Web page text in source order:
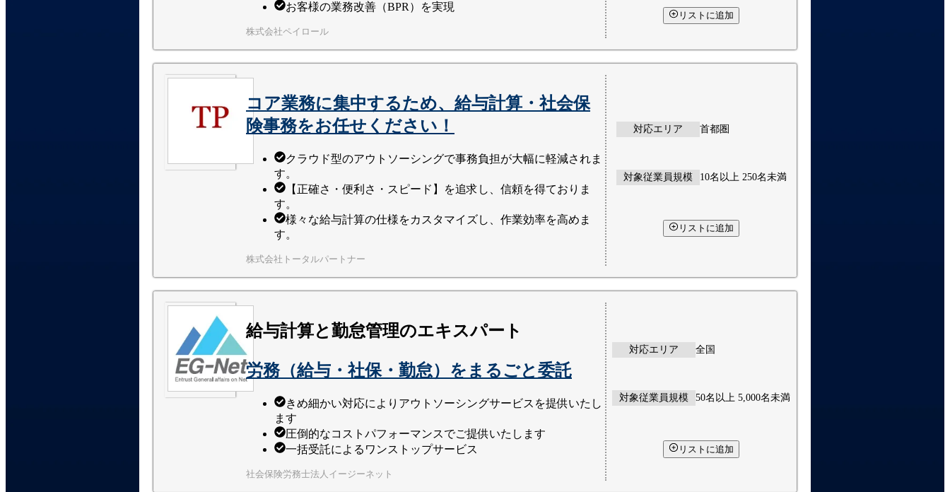
お客様の業務改善（BPR）を実現
株式会社ペイロール
リストに追加
コア業務に集中するため、給与計算・社会保
険事務をお任せください！
クラウド型のアウトソーシングで事務負担が大幅に軽減されま
す。
【正確さ・便利さ・スピード】を追求し、信頼を得ておりま
す。
様々な給与計算の仕様をカスタマイズし、作業効率を高めま
す。
株式会社トータルパートナー
対応エリア 首都圏
対象従業員規模 10名以上 250名未満
リストに追加
給与計算と勤怠管理のエキスパート
労務（給与・社保・勤怠）をまるごと委託
きめ細かい対応によりアウトソーシングサービスを提供いたし
ます
圧倒的なコストパフォーマンスでご提供いたします
一括受託によるワンストップサービス
社会保険労務士法人イージーネット
対応エリア 全国
対象従業員規模 50名以上 5,000名未満
リストに追加